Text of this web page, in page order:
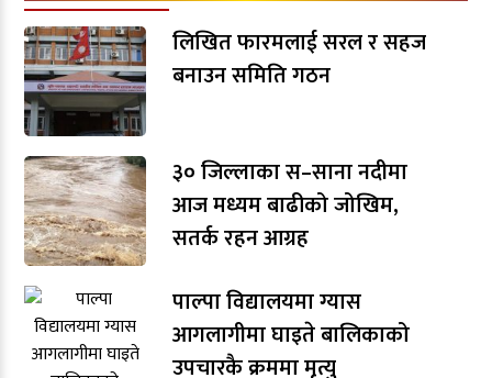
लिखित फारमलाई सरल र सहज
बनाउन समिति गठन
३० जिल्लाका स–साना नदीमा
आज मध्यम बाढीको जोखिम,
सतर्क रहन आग्रह
पाल्पा विद्यालयमा ग्यास
आगलागीमा घाइते बालिकाको
उपचारकै क्रममा मृत्यु